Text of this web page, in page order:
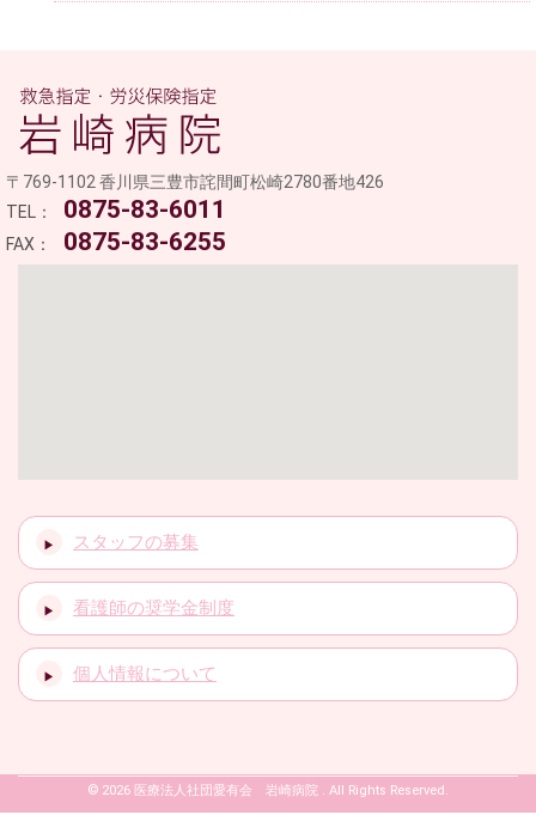
〒769-1102 香川県三豊市詫間町松崎2780番地426
TEL：
0875-83-6011
FAX： 0875-83-6255
スタッフの募集
看護師の奨学金制度
個人情報について
© 2026 医療法人社団愛有会 岩崎病院 . All Rights Reserved.